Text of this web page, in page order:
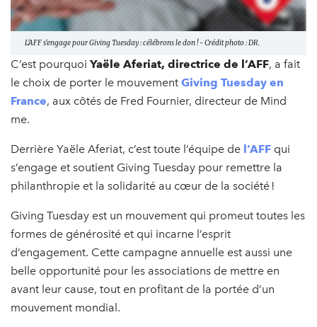
L'AFF s'engage pour Giving Tuesday : célébrons le don ! - Crédit photo : DR.
C’est pourquoi Yaële Aferiat, directrice de l’AFF, a fait
le choix de porter le mouvement Giving Tuesday en
France, aux côtés de Fred Fournier, directeur de Mind
me.
Derrière Yaële Aferiat, c’est toute l’équipe de l’AFF qui
s’engage et soutient Giving Tuesday pour remettre la
philanthropie et la solidarité au cœur de la société !
Giving Tuesday est un mouvement qui promeut toutes les
formes de générosité et qui incarne l’esprit
d’engagement. Cette campagne annuelle est aussi une
belle opportunité pour les associations de mettre en
avant leur cause, tout en profitant de la portée d’un
mouvement mondial.